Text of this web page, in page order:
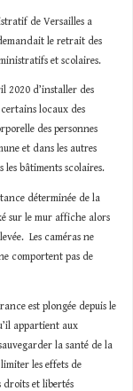
de Versailles a
le retrait des
et scolaires.
2020 d’installer des
locaux des
des personnes
et dans les autres
bâtiments scolaires.
déterminée de la
sur le mur affiche alors
Les caméras ne
comportent pas de
est plongée depuis le
appartient aux
la santé de la
les effets de
droits et libertés